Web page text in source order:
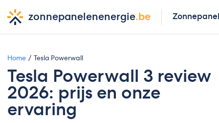
zonnepanelenenergie.be
Home Tesla Powerwall
Tesla Powerwall 3 review
2026: prijs en onze
ervaring